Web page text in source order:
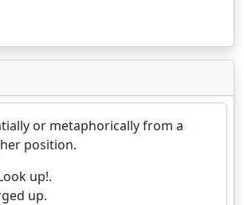
or metaphorically from a
position.
up!.
up.